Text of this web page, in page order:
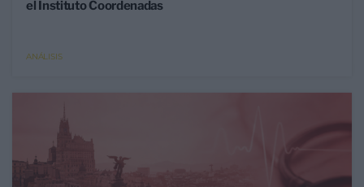
el Instituto Coordenadas
ANÁLISIS